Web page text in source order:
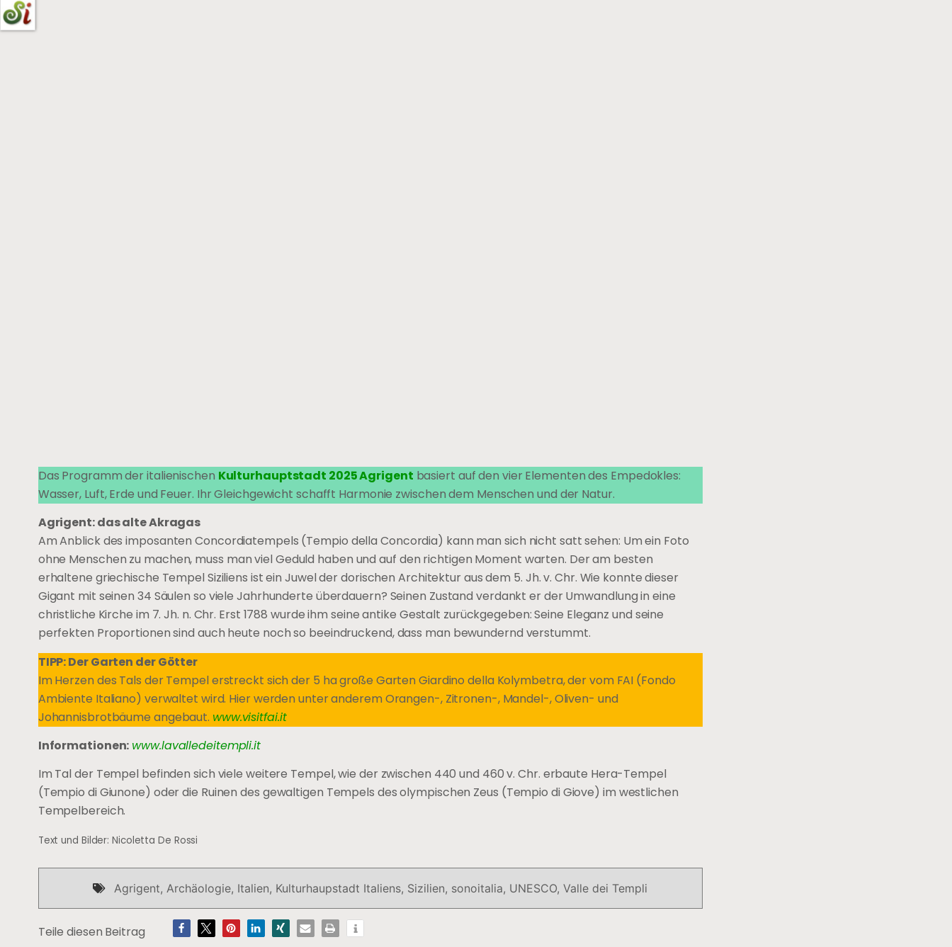
Das Programm der italienischen Kulturhauptstadt 2025 Agrigent basiert auf den vier Elementen des Empedokles:
Wasser, Luft, Erde und Feuer. Ihr Gleichgewicht schafft Harmonie zwischen dem Menschen und der Natur.
Agrigent: das alte Akragas
Am Anblick des imposanten Concordiatempels (Tempio della Concordia) kann man sich nicht satt sehen: Um ein Foto
ohne Menschen zu machen, muss man viel Geduld haben und auf den richtigen Moment warten. Der am besten
erhaltene griechische Tempel Siziliens ist ein Juwel der dorischen Architektur aus dem 5. Jh. v. Chr. Wie konnte dieser
Gigant mit seinen 34 Säulen so viele Jahrhunderte überdauern? Seinen Zustand verdankt er der Umwandlung in eine
christliche Kirche im 7. Jh. n. Chr. Erst 1788 wurde ihm seine antike Gestalt zurückgegeben: Seine Eleganz und seine
perfekten Proportionen sind auch heute noch so beeindruckend, dass man bewundernd verstummt.
TIPP: Der Garten der Götter
Im Herzen des Tals der Tempel erstreckt sich der 5 ha große Garten Giardino della Kolymbetra, der vom FAI (Fondo
Ambiente Italiano) verwaltet wird. Hier werden unter anderem Orangen-, Zitronen-, Mandel-, Oliven- und
Johannisbrotbäume angebaut. www.visitfai.it
Informationen: www.lavalledeitempli.it
Im Tal der Tempel befinden sich viele weitere Tempel, wie der zwischen 440 und 460 v. Chr. erbaute Hera-Tempel
(Tempio di Giunone) oder die Ruinen des gewaltigen Tempels des olympischen Zeus (Tempio di Giove) im westlichen
Tempelbereich.
Text und Bilder: Nicoletta De Rossi
Agrigent,Archäologie, Italien, Kulturhaupstadt Italiens, Sizilien, sonoitalia, UNESCO,Valle dei Templi
Teile diesen Beitrag